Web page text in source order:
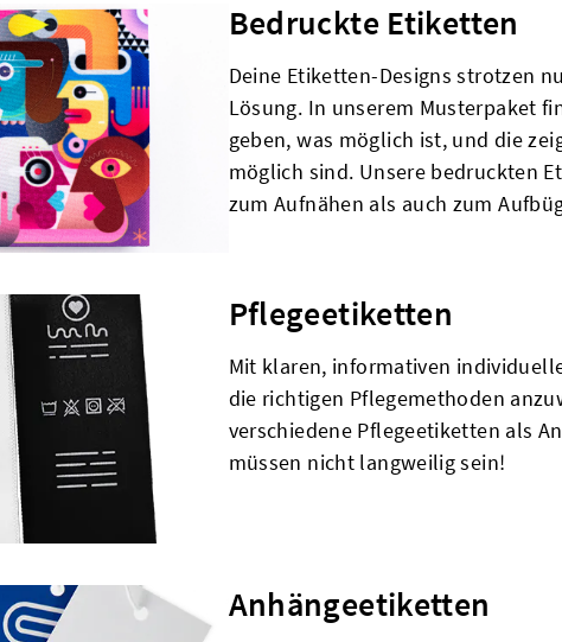
Bedruckte Etiketten
Deine Etiketten-Designs strotzen
Lösung. In unserem Musterpaket
geben, was möglich ist, und die
möglich sind. Unsere bedruckten
zum Aufnähen als auch zum
Pflegeetiketten
Mit klaren, informativen
die richtigen Pflegemethoden
verschiedene Pflegeetiketten als
müssen nicht langweilig sein!
Anhängeetiketten